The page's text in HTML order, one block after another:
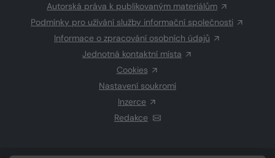
Autorská práva k publikovaným materiálům
Podmínky pro užívání služby informační společnosti
Informace o zpracování osobních údajů
Jednotná kontaktní místa
Cookies
Nastavení soukromí
Inzerce
Redakce